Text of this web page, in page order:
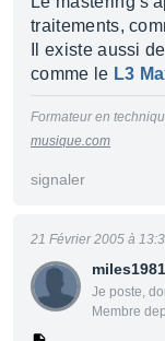
traitements,
Il existe aussi
comme le L3
Formateur en
musique.com
signaler
miles1981
Je poste,
Membre
21 Février 2005 à